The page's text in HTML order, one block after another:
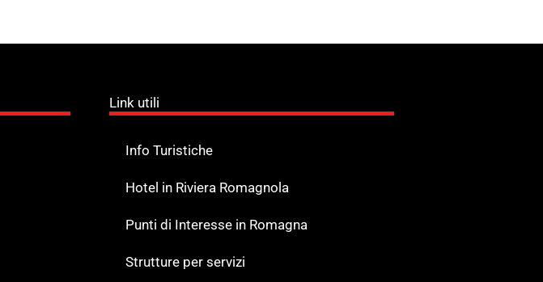
Link utili
Info Turistiche
Hotel in Riviera Romagnola
Punti di Interesse in Romagna
Strutture per servizi